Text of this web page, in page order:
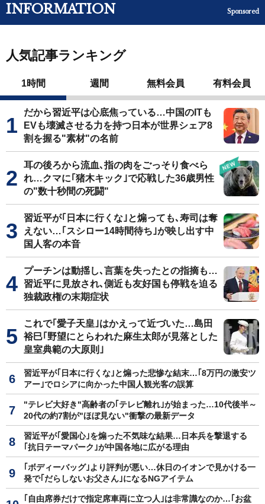
INFORMATION Sponsored
人気記事ランキング
1時間 週間 無料会員 有料会員
だから習近平は心底焦っている…中国のITも
EVも壊滅させる力を持つ日本が世界シェア8
割を握る"素材"の名前
耳の後ろから流血､指の肉をごっそり食べら
れ…クマに｢猪木キック｣で応戦した36歳男性
の"数十秒間の死闘"
習近平が｢日本に行くな｣と煽っても､寿司は奪
えない…｢スシロー14時間待ち｣が映し出す中
国人客の本音
プーチンは動揺し､言葉を失ったとの指摘も…
習近平に見放され､側近も友好国も停戦を迫る
独裁政権の末期症状
これで｢愛子天皇｣はかえって近づいた…島田
裕巳｢野望にとらわれた麻生太郎が見落とした
皇室典範の大原則｣
習近平が｢日本に行くな｣と煽った悲惨な結末…｢8万円の激安ツ
アー｣でロシアに向かった中国人観光客の誤算
"テレビ大好き"高齢者の｢テレビ離れ｣が始まった…10代後半～
20代の約7割が"ほぼ見ない"衝撃の最新データ
習近平が｢愛国心｣を煽った不気味な結果…日本兵を撃退する
｢抗日テーマパーク｣が中国各地に広がる理由
｢ボディーバッグ｣より評判が悪い…休日のイオンで見かける一
発で｢だらしないお父さん｣になるNGアイテム
｢自由席券だけで指定席車両に立つ人｣は非常識なのか…｢お盆